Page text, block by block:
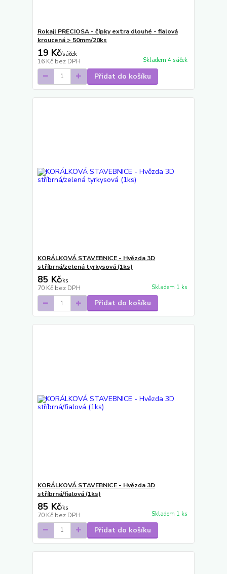
Rokajl PRECIOSA - čípky extra dlouhé - fialová
kroucená > 50mm/20ks
19 Kč/sáček
16 Kč bez DPH Skladem 4 sáček
Přidat do košíku
KORÁLKOVÁ STAVEBNICE - Hvězda 3D
stříbrná/zelená tyrkysová (1ks)
85 Kč/ks
70 Kč bez DPH Skladem 1 ks
Přidat do košíku
KORÁLKOVÁ STAVEBNICE - Hvězda 3D
stříbrná/fialová (1ks)
85 Kč/ks
70 Kč bez DPH Skladem 1 ks
Přidat do košíku